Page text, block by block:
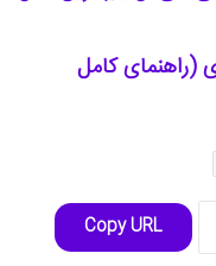
(راهنمای کامل
Copy URL